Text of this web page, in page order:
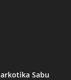
Sabu